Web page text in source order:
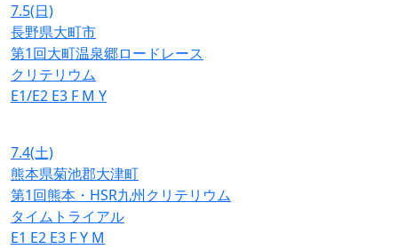
7.5(日)
長野県大町市
第1回大町温泉郷ロードレース
クリテリウム
E1/E2 E3 F M Y
7.4(土)
熊本県菊池郡大津町
第1回熊本・HSR九州クリテリウム
タイムトライアル
E1 E2 E3 FY M